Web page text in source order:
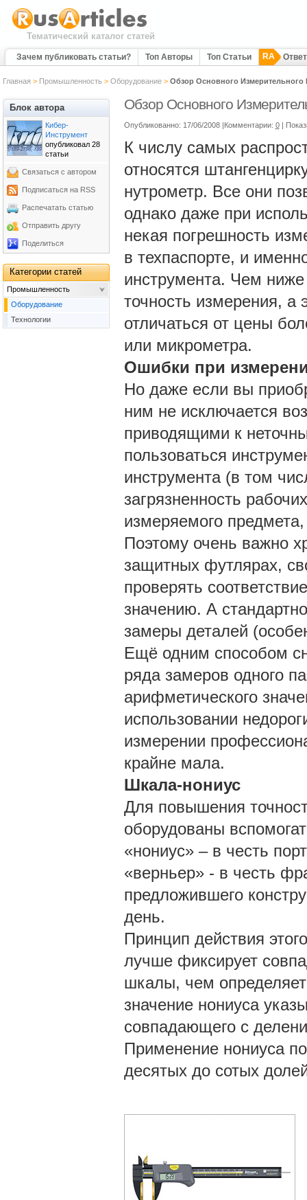
Тематический каталог статей
Зачем публиковать статьи? Топ Авторы Топ Статьи RA
Главная > Промышленность > Оборудование> Обзор Основного Измерительного
Обзор Основного
Опубликованно: 17/06/2008 |Комментарии: 0 |
К числу самых
относятся
нутрометр. Все они
однако даже при
некая погрешность
в техпаспорте, и
инструмента. Чем
точность измерения, а
отличаться от цены
или микрометра.
Ошибки при
Но даже если вы
ним не исключается
приводящими к
пользоваться
инструмента (в том
загрязненность
измеряемого
Поэтому очень важно
защитных футлярах,
проверять
значению. А
замеры деталей
Ещё одним способом
ряда замеров одного
арифметического
использовании
измерении
крайне мала.
Шкала-нониус
Для повышения
оборудованы
«нониус» – в честь
«верньер» - в честь
предложившего
день.
Принцип действия
лучше фиксирует
шкалы, чем
значение нониуса
совпадающего с
Применение нониуса
десятых до сотых
Блок автора
Кибер-
Инструмент
опубликовал 28
статьи
Связаться с автором
Подписаться на RSS
Распечатать статью
Отправить другу
Поделиться
Категории статей
Промышленность
Оборудование
Технологии